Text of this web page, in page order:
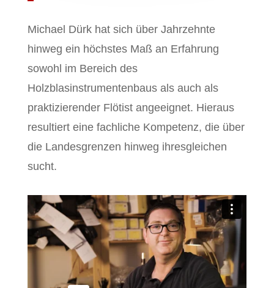
Michael Dürk hat sich über Jahrzehnte
hinweg ein höchstes Maß an Erfahrung
sowohl im Bereich des
Holzblasinstrumentenbaus als auch als
praktizierender Flötist angeeignet. Hieraus
resultiert eine fachliche Kompetenz, die über
die Landesgrenzen hinweg ihresgleichen
sucht.